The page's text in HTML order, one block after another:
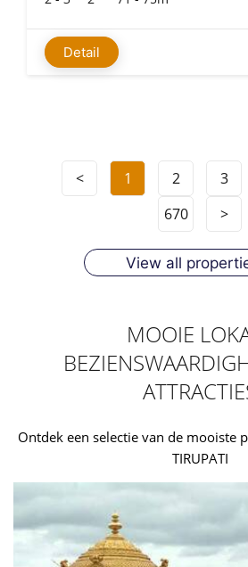
Detail
< 1 2 3
670
>
View all
MOOIE
Ontdek een selectie van de mooiste
TIRUPATI